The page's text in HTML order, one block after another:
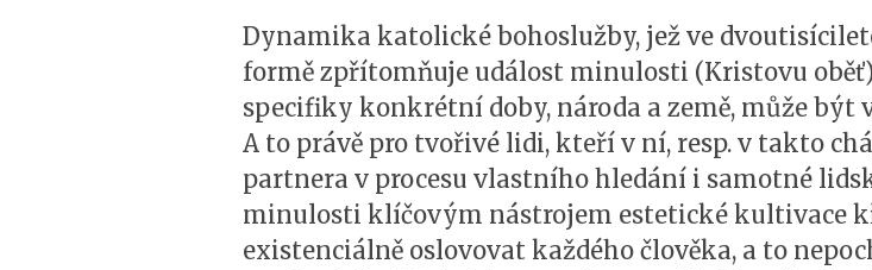
Dynamika katolické bohoslužby, jež ve
formě zpřítomňuje událost minulosti (Kristovu
specifiky konkrétní doby, národa a země, může
A to právě pro tvořivé lidi, kteří v ní, resp. v takto
partnera v procesu vlastního hledání i samotné
minulosti klíčovým nástrojem estetické kultivace
existenciálně oslovovat každého člověka, a to